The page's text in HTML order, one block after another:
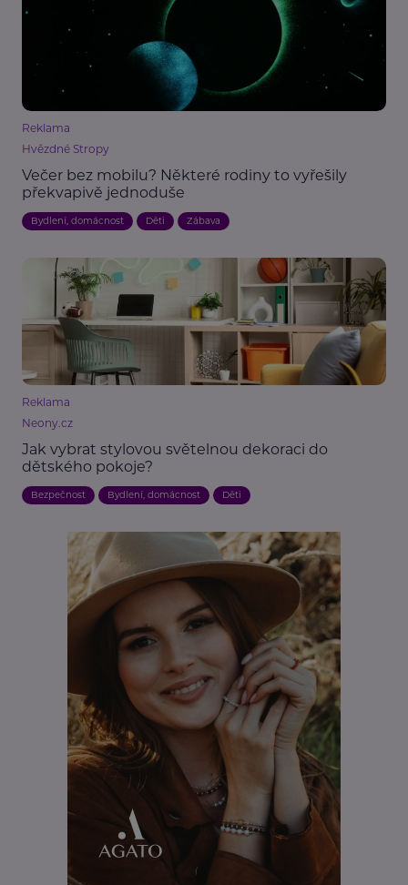
Reklama
Hvězdné Stropy
Večer bez mobilu? Některé rodiny to vyřešily
překvapivě jednoduše
Bydlení, domácnost Děti Zábava
Reklama
Neony.cz
Jak vybrat stylovou světelnou dekoraci do
dětského pokoje?
Bezpečnost Bydlení, domácnost Děti